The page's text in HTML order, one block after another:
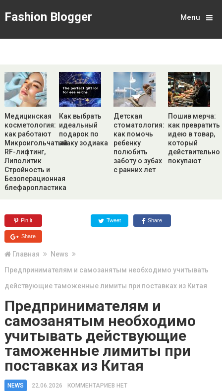
Fashion Blogger Menu
Медицинская
косметология:
как работают
Микроигольчатый
RF-лифтинг,
Липолитик
Стройность и
Безоперационная
блефаропластика
Как выбрать
идеальный
подарок по
знаку зодиака
Детская
стоматология:
как помочь
ребенку
полюбить
заботу о зубах
с ранних лет
Пошив мерча:
как превратить
идею в товар,
который
действительно
покупают
Pin it Tweet Share
Share
Главная
News
Предпринимателям и самозанятым необходимо учитывать
действующие таможенные лимиты при поставках из Китая
Предпринимателям и
самозанятым необходимо
учитывать действующие
таможенные лимиты при
поставках из Китая
NEWS 22.06.2026 КОММЕНТАРИЕВ НЕТ